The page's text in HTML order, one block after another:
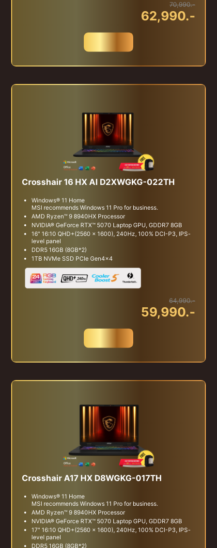
70,990.-
62,990.-
Crosshair 16 HX AI D2XWGKG-022TH
Windows® 11 Home
MSI recommends Windows 11 Pro for business.
AMD Ryzen™ 9 8940HX Processor
NVIDIA® GeForce RTX™ 5070 Laptop GPU, GDDR7 8GB
16" 16:10 QHD+(2560 x 1600), 240Hz, 100% DCI-P3, IPS-
level panel
DDR5 16GB (8GB*2)
1TB NVMe SSD PCIe Gen4x4
64,990.-
59,990.-
Crosshair A17 HX D8WGKG-017TH
Windows® 11 Home
MSI recommends Windows 11 Pro for business.
AMD Ryzen™ 9 8940HX Processor
NVIDIA® GeForce RTX™ 5070 Laptop GPU, GDDR7 8GB
17" 16:10 QHD+(2560 x 1600), 240Hz, 100% DCI-P3, IPS-
level panel
DDR5 16GB (8GB*2)